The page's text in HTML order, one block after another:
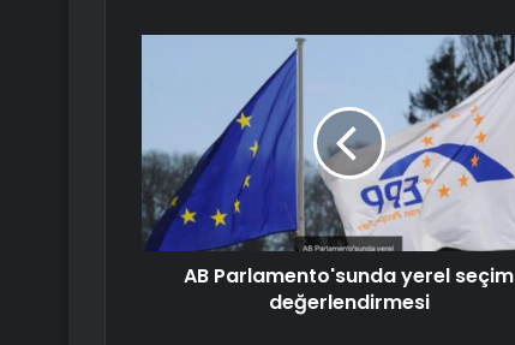
AB Parlamento'sunda yerel seçim
değerlendirmesi